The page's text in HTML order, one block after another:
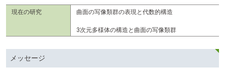
現在の研究 曲面の写像類群の表現と代数的構造
3次元多様体の構造と曲面の写像類群
メッセージ